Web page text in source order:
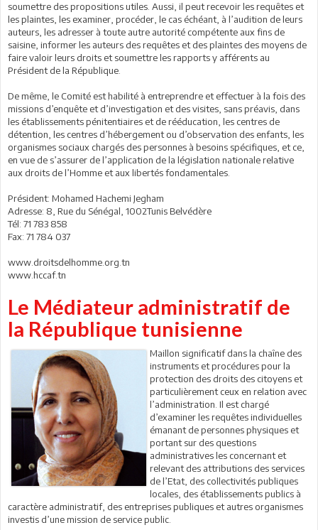
soumettre des propositions utiles. Aussi, il peut recevoir les requêtes et
les plaintes, les examiner, procéder, le cas échéant, à l’audition de leurs
auteurs, les adresser à toute autre autorité compétente aux fins de
saisine, informer les auteurs des requêtes et des plaintes des moyens de
faire valoir leurs droits et soumettre les rapports y afférents au
Président de la République.
De même, le Comité est habilité à entreprendre et effectuer à la fois des
missions d’enquête et d’investigation et des visites, sans préavis, dans
les établissements pénitentiaires et de rééducation, les centres de
détention, les centres d’hébergement ou d’observation des enfants, les
organismes sociaux chargés des personnes à besoins spécifiques, et ce,
en vue de s’assurer de l’application de la législation nationale relative
aux droits de l’Homme et aux libertés fondamentales.
Président: Mohamed Hachemi Jegham
Adresse: 8, Rue du Sénégal, 1002Tunis Belvédère
Tél: 71 783 858
Fax: 71 784 037
www.droitsdelhomme.org.tn
www.hccaf.tn
Le Médiateur administratif de
la République tunisienne
Maillon significatif dans la chaîne des
instruments et procédures pour la
protection des droits des citoyens et
particulièrement ceux en relation avec
l’administration. Il est chargé
d’examiner les requêtes individuelles
émanant de personnes physiques et
portant sur des questions
administratives les concernant et
relevant des attributions des services
de l’Etat, des collectivités publiques
locales, des établissements publics à
caractère administratif, des entreprises publiques et autres organismes
investis d’une mission de service public.